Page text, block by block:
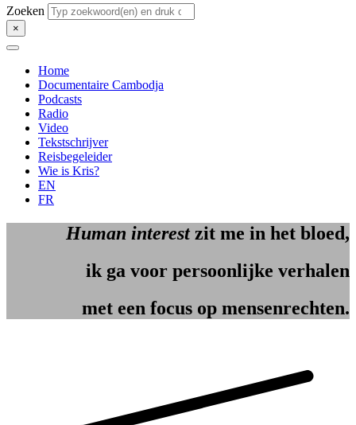
Zoeken
×
Home
Documentaire Cambodja
Podcasts
Radio
Video
Tekstschrijver
Reisbegeleider
Wie is Kris?
EN
FR
Human interestzit me in het bloed,
ik ga voor persoonlijke verhalen
met een focus op mensenrechten.